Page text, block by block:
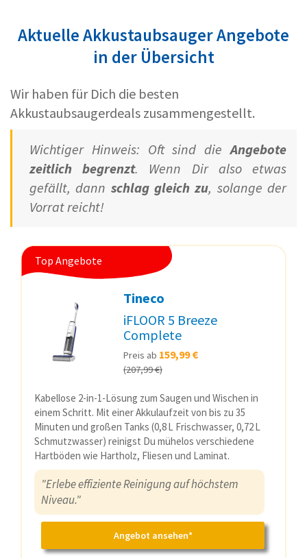
Aktuelle Akkustaubsauger Angebote
in der Übersicht
Wir haben für Dich die besten
Akkustaubsaugerdeals zusammengestellt.
Wichtiger Hinweis: Oft sind dieAngebote
zeitlich begrenzt. Wenn Dir also etwas
gefällt, dann schlag gleich zu, solange der
Vorrat reicht!
Top Angebote
Tineco
iFLOOR 5 Breeze
Complete
Preis ab 159,99 €
(207,99 €)
Kabellose 2-in-1-Lösung zum Saugen und Wischen in
einem Schritt. Mit einer Akkulaufzeit von bis zu 35
Minuten und großen Tanks (0,8 L Frischwasser, 0,72 L
Schmutzwasser) reinigst Du mühelos verschiedene
Hartböden wie Hartholz, Fliesen und Laminat.
"Erlebe effiziente Reinigung auf höchstem
Niveau."
Angebot ansehen*